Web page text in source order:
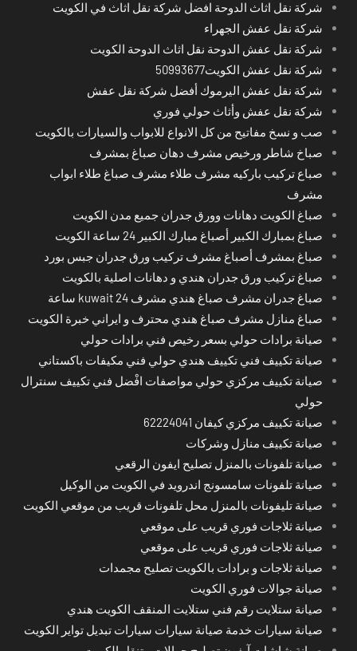
شركة نقل اثاث الدوحة افضل شركة نقل اثاث في الكويت
شركة نقل عفش الجهراء
شركة نقل عفش الدوحة نقل اثاث الدوحة الكويت
شركة نقل عفش الكويت50993677
شركة نقل عفش اليرموك أفضل شركة نقل عفش
شركة نقل عفش وأثاث حولي فوري
صب و نسخ مفاتيح من كل الانواع للابواب والسيارات بالكويت
صباخ شاطر ورخيص مشرف دهان صباغ بمشرف
صباع تركيب باركيه مشرف طلاء مشرف صباغ طلاء ابواب
مشرف
صباغ الكويت دهانات وورق جدران جميع مدن الكويت
صباغ بمبارك الكبير أصباغ مبارك الكبير 24 ساعة الكويت
صباغ بمشرف أصباغ مشرف تركيب ورق جدران جبس بورد
صباغ تركيب ورق جدران هندي و دهانات اصلية بالكويت
صباغ جدران مشرف صباغ هندي مشرف kuwait 24 ساعة
صباغ منازل مشرف صباغ هندي محترف و ايراني خبرة الكويت
صيانة برادات حولي بسعر رخيص فني برادات حولي
صيانة تكييف فني تكييف هندي حولي فني مكيفات باكستاني
صيانة تكييف مركزي حولي مواصفات افْضل فني تكييف سنترال
حولي
صيانة تكييف مركزي كيفان 62224041
صيانة تكييف منازل وشركات
صيانة تلفونات بالمنزل تصليح ايفون الرقعي
صيانة تلفونات سامسونج اندرويد في الكويت من الوكيل
صيانة تليفونات بالمنزل محل تلفونات قريب من موقعي الكويت
صيانة ثلاجات فوري قريب على موقعي
صيانة ثلاجات فوري قريب على موقعي
صيانة ثلاجات و برادات بالكويت تصليح مجمدات
صيانة جوالات فوري الكويت
صيانة ستلايت رقم فني ستلايت المنقف الكويت هندي
صيانة سيارات خدمة صيانة سيارات سيارات تبديل تواير الكويت